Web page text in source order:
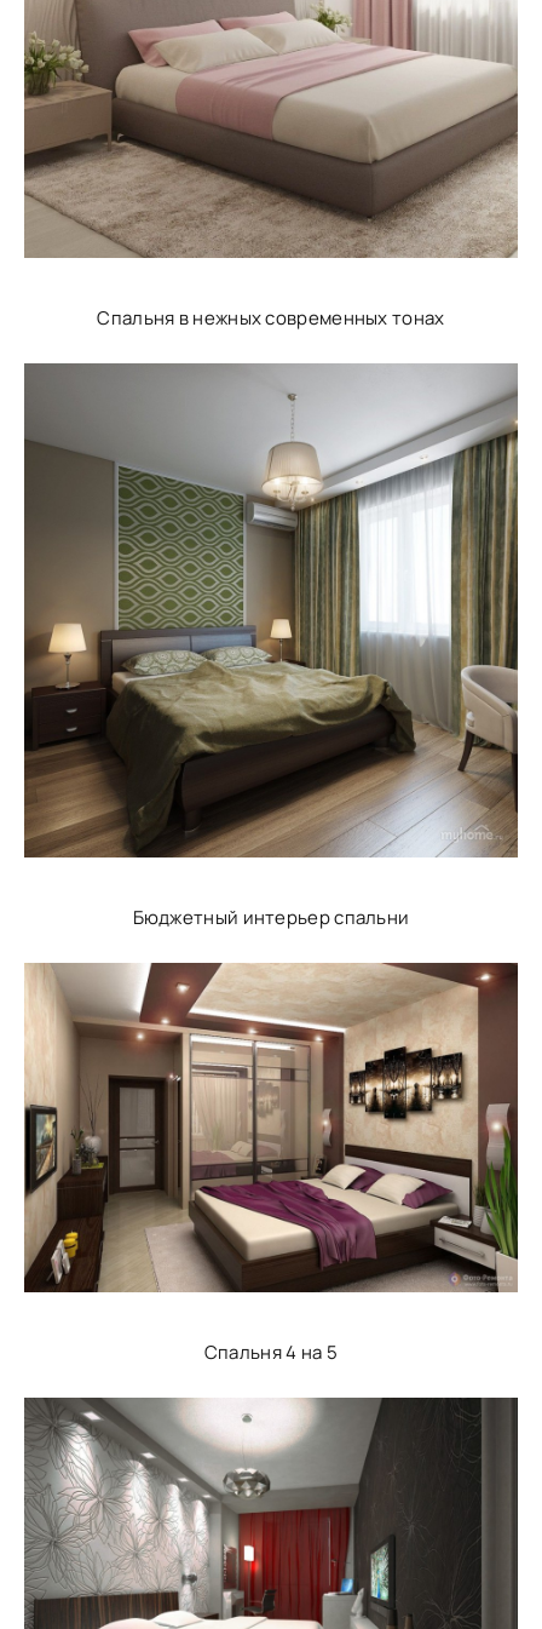
Спальня в нежных современных тонах
Бюджетный интерьер спальни
Спальня 4 на 5